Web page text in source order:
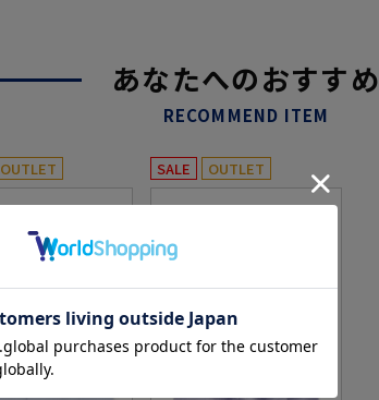
あなたへのおすすめ
RECOMMEND ITEM
OUTLET SALE OUTLET